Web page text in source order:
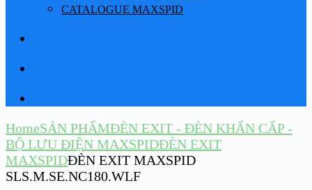
CATALOGUE MAXSPID
HomeSẢN PHẨMĐÈN EXIT - ĐÈN KHẨN CẤP -
BỘ LƯU ĐIỆN MAXSPIDĐÈN EXIT
MAXSPIDĐÈN EXIT MAXSPID
SLS.M.SE.NC180.WLF